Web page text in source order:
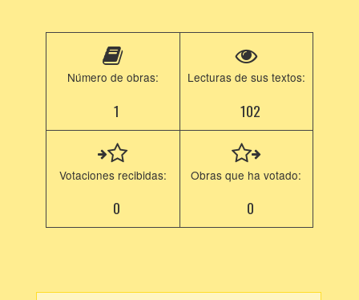
Número de obras:
1
Lecturas de sus textos:
102
Votaciones recibidas:
0
Obras que ha votado:
0